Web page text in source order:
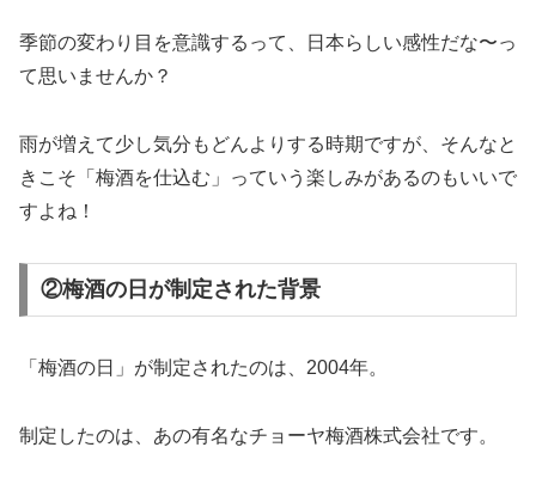
季節の変わり目を意識するって、日本らしい感性だな〜っ
て思いませんか？
雨が増えて少し気分もどんよりする時期ですが、そんなと
きこそ「梅酒を仕込む」っていう楽しみがあるのもいいで
すよね！
②梅酒の日が制定された背景
「梅酒の日」が制定されたのは、2004年。
制定したのは、あの有名なチョーヤ梅酒株式会社です。